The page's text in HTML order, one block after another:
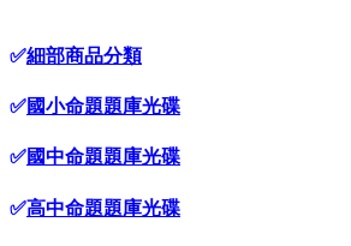
✅細部商品分類
✅國小命題題庫光碟
✅國中命題題庫光碟
✅高中命題題庫光碟